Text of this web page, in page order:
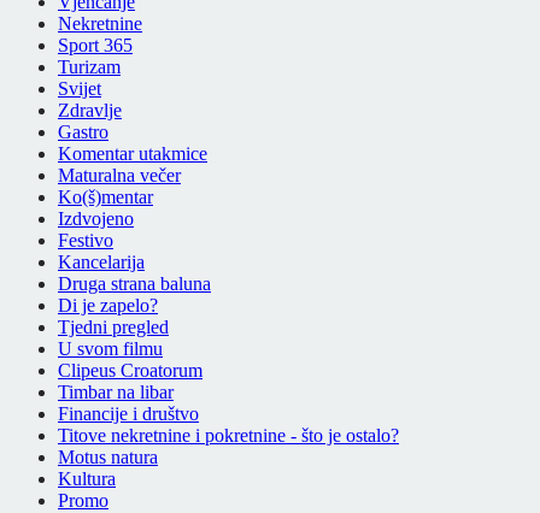
Nekretnine
Sport 365
Turizam
Svijet
Zdravlje
Gastro
Komentar utakmice
Maturalna večer
Ko(š)mentar
Izdvojeno
Festivo
Kancelarija
Druga strana baluna
Di je zapelo?
Tjedni pregled
U svom filmu
Clipeus Croatorum
Timbar na libar
Financije i društvo
Titove nekretnine i pokretnine - što je ostalo?
Motus natura
Kultura
Promo